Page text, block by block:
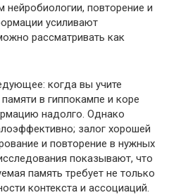
повторение и
усиливают
рассматривать как
когда вы учите
в гиппокампе и коре
надолго. Однако
залог хорошей
и повторение в нужных
показывают, что
память требует не только
контекста и ассоциаций.